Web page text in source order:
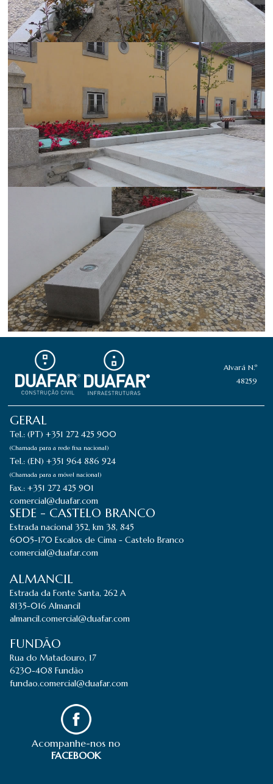
Alvará N.º
48259
GERAL
Tel.: (PT) +351 272 425 900
(Chamada para a rede fixa nacional)
Tel.: (EN) +351 964 886 924
(Chamada para a móvel nacional)
Fax.: +351 272 425 901
comercial@duafar.com
SEDE - CASTELO BRANCO
Estrada nacional 352, km 38, 845
6005-170 Escalos de Cima - Castelo Branco
comercial@duafar.com
ALMANCIL
Estrada da Fonte Santa, 262 A
8135-016 Almancil
almancil.comercial@duafar.com
FUNDÃO
Rua do Matadouro, 17
6230-408 Fundão
fundao.comercial@duafar.com
Acompanhe-nos no
FACEBOOK